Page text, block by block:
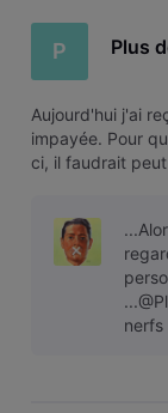
P Plus
Aujourd'hui j'ai
impayée. Pour
ci, il faudrait
nerfs